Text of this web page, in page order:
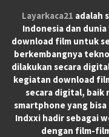
Layarkaca21 adalah
Indonesia dan
download film untuk
berkembangnya
dilakukan secara
kegiatan download
secara digital, baik
smartphone yang bisa
Indxxi hadir sebagai
dengan film-